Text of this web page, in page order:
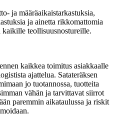
ja määräaikaistarkastuksia,
ja ainetta rikkomattomia
kaikille teollisuusnostureille.
kaikkea toimitus asiakkaalle
ajattelua. Satateräksen
jo tuotannossa, tuotteita
vähän ja tarvittavat siirrot
paremmin aikataulussa ja riskit